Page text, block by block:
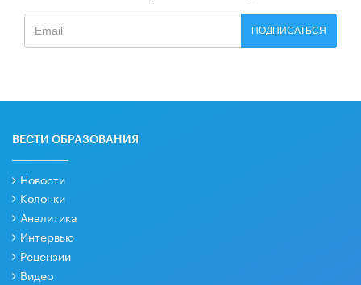
ПОДПИСАТЬСЯ
ВЕСТИ ОБРАЗОВАНИЯ
Новости
Колонки
Аналитика
Интервью
Рецензии
Видео